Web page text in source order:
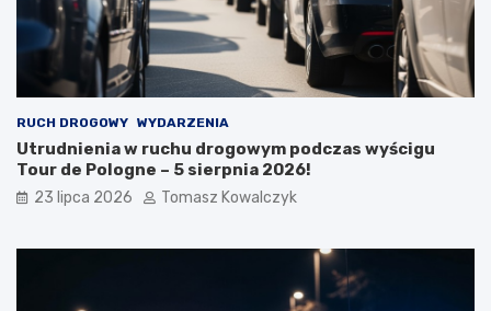
RUCH DROGOWY WYDARZENIA
Utrudnienia w ruchu drogowym podczas wyścigu
Tour de Pologne – 5 sierpnia 2026!
23 lipca 2026 Tomasz Kowalczyk